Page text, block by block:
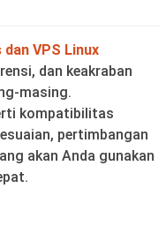
dan VPS Linux
dan keakraban
masing.
kompatibilitas
pertimbangan
akan Anda gunakan